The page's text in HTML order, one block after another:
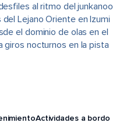
al ritmo del junkanoo
Lejano Oriente en Izumi
el dominio de olas en el
giros nocturnos en la pista
Actividades a bordo